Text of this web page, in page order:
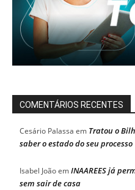
COMENTÁRIOS RECENTES
Cesário Palassa em Tratou o
saber o estado do seu processo
Isabel JoãoemINAAREES já
sem sair de casa